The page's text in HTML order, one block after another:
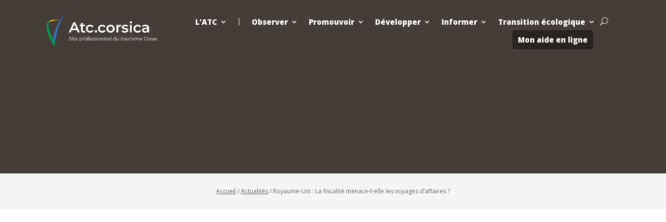
L’ATC Observer Promouvoir Développer Informer
Transition écologique
Mon aide en ligne
U
Accueil /Actualités/ Royaume-Uni : La fiscalité menace-t-elle les voyages d’affaires ?